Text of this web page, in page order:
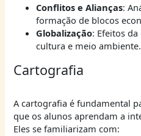
Conflitos e Alianças:
formação de blocos
Globalização: Efeitos
cultura e meio ambiente.
Cartografia
A cartografia é fundamental
que os alunos aprendam a
Eles se familiarizam com: